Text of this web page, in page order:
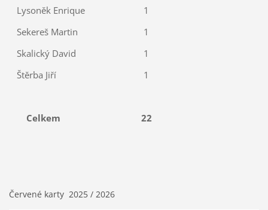
Lysoněk Enrique
1
Sekereš Martin
1
Skalický David
1
Štěrba Jiří
1
Celkem 22
Červené karty 2025 / 2026